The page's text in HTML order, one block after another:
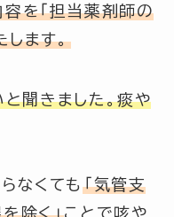
を「担当薬剤師の
します。
聞きました。痰や
なくても 「気管支
を除く」ことで咳や